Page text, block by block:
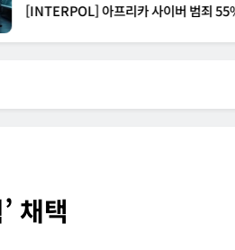
아프리카 사이버 범죄 55%가 AI 이용
채택